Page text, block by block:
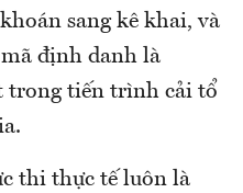
sang kê khai, và
định danh là
trong tiến trình cải tổ
thi thực tế luôn là